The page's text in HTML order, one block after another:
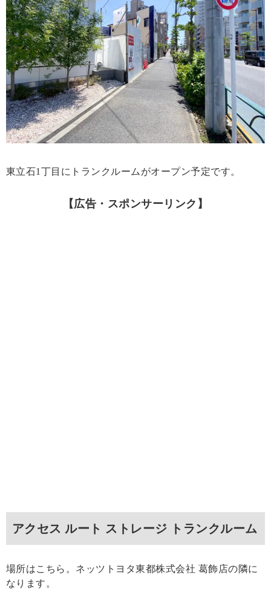
東立石1丁目にトランクルームがオープン予定です。
【広告・スポンサーリンク】
アクセス ルート ストレージ トランクルーム
場所はこちら。ネッツトヨタ東都株式会社 葛飾店の隣に
なります。